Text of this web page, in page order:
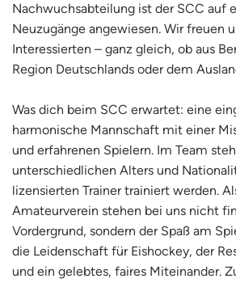
Nachwuchsabteilung ist der SCC auf
Neuzugänge angewiesen. Wir freuen
Interessierten – ganz gleich, ob aus
Region Deutschlands oder dem
Was dich beim SCC erwartet: eine
harmonische Mannschaft mit einer
und erfahrenen Spielern. Im Team
unterschiedlichen Alters und
lizensierten Trainer trainiert werden.
Amateurverein stehen bei uns nicht
Vordergrund, sondern der Spaß am
die Leidenschaft für Eishockey, der
und ein gelebtes, faires Miteinander.